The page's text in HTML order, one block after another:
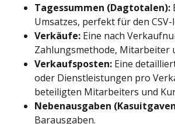
Tagessummen (Dagtotalen):
Umsatzes, perfekt für den
Verkäufe: Eine nach
Zahlungsmethode, Mitarbeiter
Verkaufsposten: Eine
oder Dienstleistungen pro
beteiligten Mitarbeiters und
Nebenausgaben
Barausgaben.